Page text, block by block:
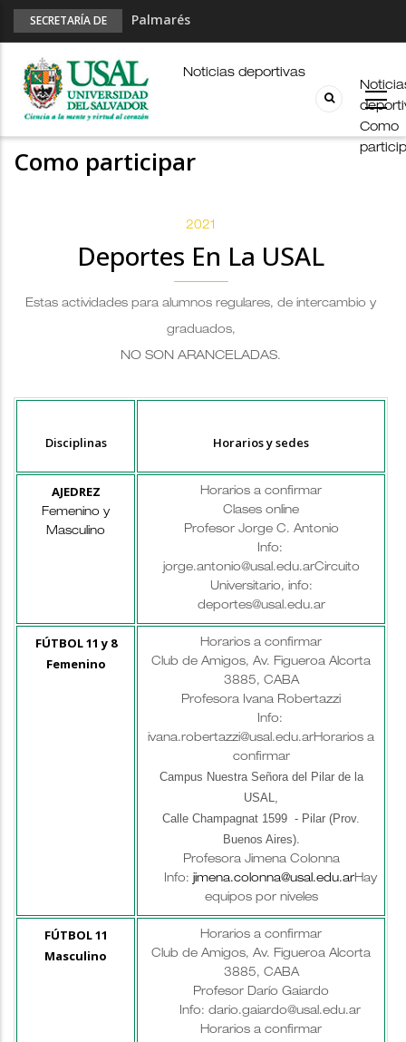
SECRETARÍA DE
Palmarés
Esports en pandemia
USAL en los E-JUAR
JUAR
Fútbol Online
Como
Noticias deportivas
Como participar
2021
Deportes En La USAL
Estas actividades para alumnos regulares, de intercambio y
graduados,
NO SON ARANCELADAS.
Disciplinas Horarios y sedes
AJEDREZ
Femenino y
Masculino
Horarios a confirmar
Clases online
Profesor Jorge C. Antonio
Info:
jorge.antonio@usal.edu.arCircuito
Universitario, info:
deportes@usal.edu.ar
FÚTBOL 11 y 8
Femenino
Horarios a confirmar
Club de Amigos, Av. Figueroa Alcorta
3885, CABA
Profesora Ivana Robertazzi
Info:
ivana.robertazzi@usal.edu.arHorarios a
confirmar
Campus Nuestra Señora del Pilar de la
USAL,
Calle Champagnat 1599 - Pilar (Prov.
Buenos Aires).
Profesora Jimena Colonna
Info: jimena.colonna@usal.edu.arHay
equipos por niveles
FÚTBOL 11
Masculino
Horarios a confirmar
Club de Amigos, Av. Figueroa Alcorta
3885, CABA
Profesor Darío Gaiardo
Info: dario.gaiardo@usal.edu.ar
Horarios a confirmar